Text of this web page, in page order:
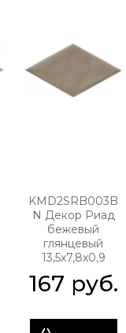
KMD2SRB003B
N Декор Риад
бежевый
глянцевый
13,5x7,8x0,9
167 руб.